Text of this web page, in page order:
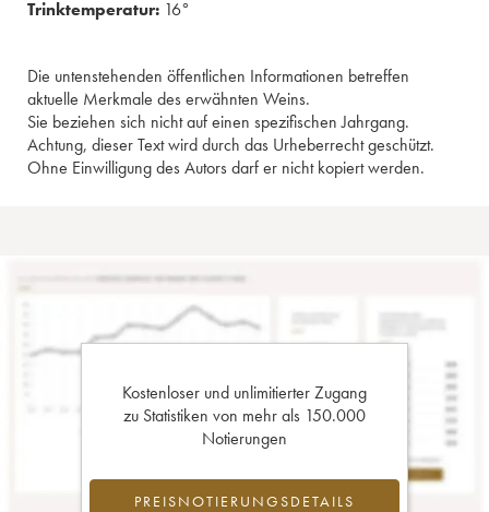
Trinktemperatur: 16°
Die untenstehenden öffentlichen Informationen betreffen
aktuelle Merkmale des erwähnten Weins.
Sie beziehen sich nicht auf einen spezifischen Jahrgang.
Achtung, dieser Text wird durch das Urheberrecht geschützt.
Ohne Einwilligung des Autors darf er nicht kopiert werden.
Kostenloser und unlimitierter Zugang
zu Statistiken von mehr als 150.000
Notierungen
PREISNOTIERUNGSDETAILS